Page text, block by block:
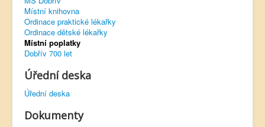
Virtuální prohlídka
Místní knihovna
Ordinace praktické lékařky
Ordinace dětské lékařky
Místní poplatky
Dobřív 700 let
Úřední deska
Úřední deska
Dokumenty